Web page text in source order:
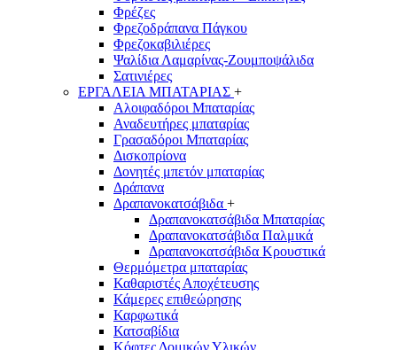
Φρέζες
Φρεζοδράπανα Πάγκου
Φρεζοκαβιλιέρες
Ψαλίδια Λαμαρίνας-Ζουμποψάλιδα
Σατινιέρες
ΕΡΓΑΛΕΙΑ ΜΠΑΤΑΡΙΑΣ +
Αλοιφαδόροι Μπαταρίας
Αναδευτήρες μπαταρίας
Γρασαδόροι Μπαταρίας
Δισκοπρίονα
Δονητές μπετόν μπαταρίας
Δράπανα
Δραπανοκατσάβιδα +
Δραπανοκατσάβιδα Μπαταρίας
Δραπανοκατσάβιδα Παλμικά
Δραπανοκατσάβιδα Κρουστικά
Θερμόμετρα μπαταρίας
Καθαριστές Αποχέτευσης
Κάμερες επιθεώρησης
Καρφωτικά
Κατσαβίδια
Κόφτες Δομικών Υλικών